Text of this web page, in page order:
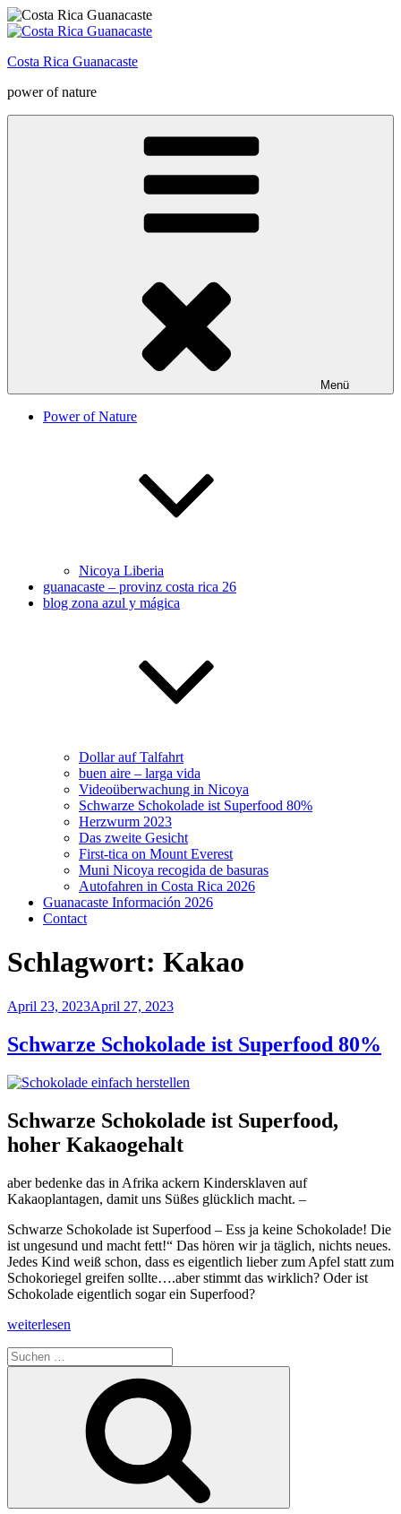
Zum
Inhalt
Costa Rica Guanacaste
power of nature
Menü
Power of Nature
Nicoya Liberia
guanacaste – provinz costa rica 26
blog zona azul y mágica
Dollar auf Talfahrt
buen aire – larga vida
Videoüberwachung in Nicoya
Schwarze Schokolade ist Superfood 80%
Herzwurm 2023
Das zweite Gesicht
First-tica on Mount Everest
Muni Nicoya recogida de basuras
Autofahren in Costa Rica 2026
Guanacaste Información 2026
Contact
Schlagwort: Kakao
Veröffentlicht
April 23, 2023April 27, 2023
Schwarze Schokolade ist Superfood 80%
Schwarze Schokolade ist Superfood,
hoher Kakaogehalt
aber bedenke das in Afrika ackern Kindersklaven auf
Kakaoplantagen, damit uns Süßes glücklich macht. –
Schwarze Schokolade ist Superfood – Ess ja keine Schokolade! Die
ist ungesund und macht fett!“ Das hören wir ja täglich, nichts neues.
Jedes Kind weiß schon, dass es eigentlich lieber zum Apfel statt zum
Schokoriegel greifen sollte….aber stimmt das wirklich? Oder ist
Schokolade eigentlich sogar ein Superfood?
„Schwarze
ist
Superfood
weiterlesen
Suchen
nach: